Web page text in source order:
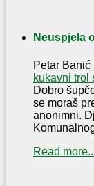
Neuspjela
Petar Banić
kukavni trol
Dobro
se moraš
anonimni.
Read